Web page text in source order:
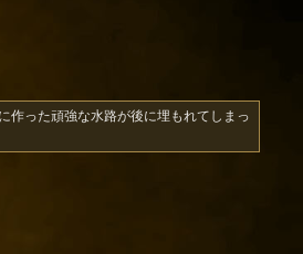
作った頑強な水路が後に埋もれてしまっ